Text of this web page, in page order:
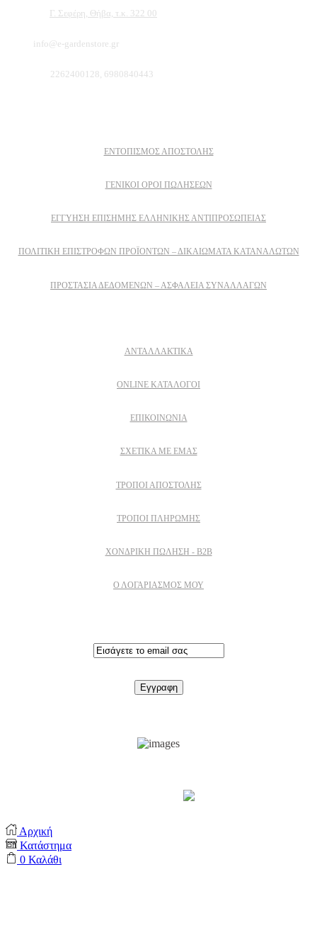
Γ. Σεφέρη, Θήβα, τ.κ. 322 00
info@e-gardenstore.gr
2262400128, 6980840443
ΕΝΤΟΠΙΣΜΟΣ ΑΠΟΣΤΟΛΗΣ
ΓΕΝΙΚΟΙ ΟΡΟΙ ΠΩΛΗΣΕΩΝ
ΕΓΓΎΗΣΗ ΕΠΊΣΗΜΗΣ ΕΛΛΗΝΙΚΉΣ ΑΝΤΙΠΡΟΣΩΠΕΊΑΣ
ΠΟΛΙΤΙΚΉ ΕΠΙΣΤΡΟΦΏΝ ΠΡΟΪΌΝΤΩΝ – ΔΙΚΑΙΏΜΑΤΑ ΚΑΤΑΝΑΛΩΤΏΝ
ΠΡΟΣΤΑΣΊΑ ΔΕΔΟΜΈΝΩΝ – ΑΣΦΆΛΕΙΑ ΣΥΝΑΛΛΑΓΏΝ
ΑΝΤΑΛΛΑΚΤΙΚΑ
ONLINE ΚΑΤΑΛΟΓΟΙ
ΕΠΙΚΟΙΝΩΝΙΑ
ΣΧΕΤΙΚΆ ΜΕ ΕΜΆΣ
ΤΡΌΠΟΙ ΑΠΟΣΤΟΛΉΣ
ΤΡΌΠΟΙ ΠΛΗΡΩΜΉΣ
ΧΟΝΔΡΙΚΉ ΠΏΛΗΣΗ - B2B
Ο ΛΟΓΑΡΙΑΣΜΟΣ ΜΟΥ
Αρχική
Κατάστημα
0 Καλάθι